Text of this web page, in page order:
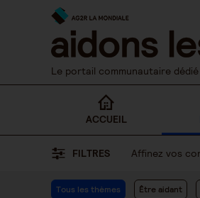
Le portail communautaire
ACCUEIL
FILTRES Affinez vos
Tous les thèmes Être aidant